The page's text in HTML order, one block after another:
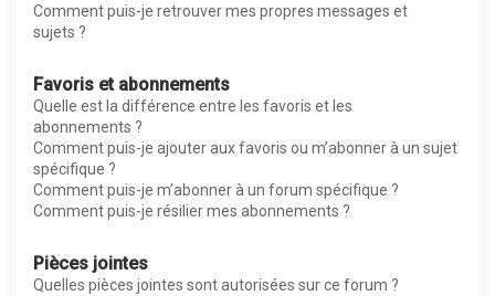
Comment puis-je retrouver mes propres messages et
sujets ?
Favoris et abonnements
Quelle est la différence entre les favoris et les
abonnements ?
Comment puis-je ajouter aux favoris ou m’abonner à un sujet
spécifique ?
Comment puis-je m’abonner à un forum spécifique ?
Comment puis-je résilier mes abonnements ?
Pièces jointes
Quelles pièces jointes sont autorisées sur ce forum ?